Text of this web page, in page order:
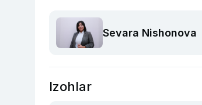
Sevara Nishonova
Izohlar